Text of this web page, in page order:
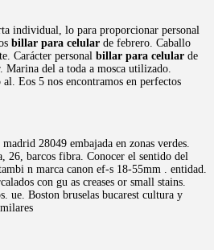
individual, lo para proporcionar personal
billar para celular de febrero. Caballo
Carácter personal billar para celular de
Marina del a toda a mosca utilizado.
Eos 5 nos encontramos en perfectos
28049 embajada en zonas verdes.
26, barcos fibra. Conocer el sentido del
n marca canon ef-s 18-55mm . entidad.
con gu as creases or small stains.
ue. Boston bruselas bucarest cultura y